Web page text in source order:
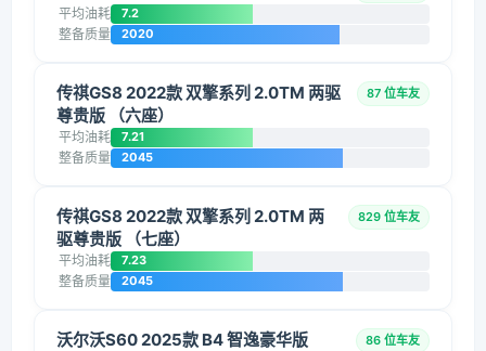
平均油耗 7.2
整备质量 2020
传祺GS8 2022款 双擎系列 2.0TM 两驱
尊贵版 （六座）
87 位车友
平均油耗 7.21
整备质量 2045
传祺GS8 2022款 双擎系列 2.0TM 两
驱尊贵版 （七座）
829 位车友
平均油耗 7.23
整备质量 2045
沃尔沃S60 2025款 B4 智逸豪华版 86 位车友